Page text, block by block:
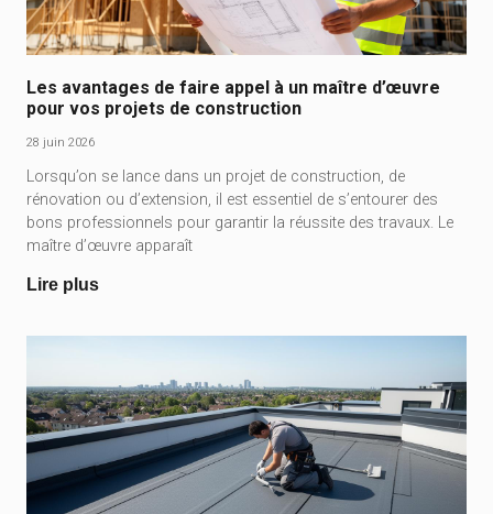
Les avantages de faire appel à un maître d’œuvre
pour vos projets de construction
28 juin 2026
Lorsqu’on se lance dans un projet de construction, de
rénovation ou d’extension, il est essentiel de s’entourer des
bons professionnels pour garantir la réussite des travaux. Le
maître d’œuvre apparaît
Lire plus